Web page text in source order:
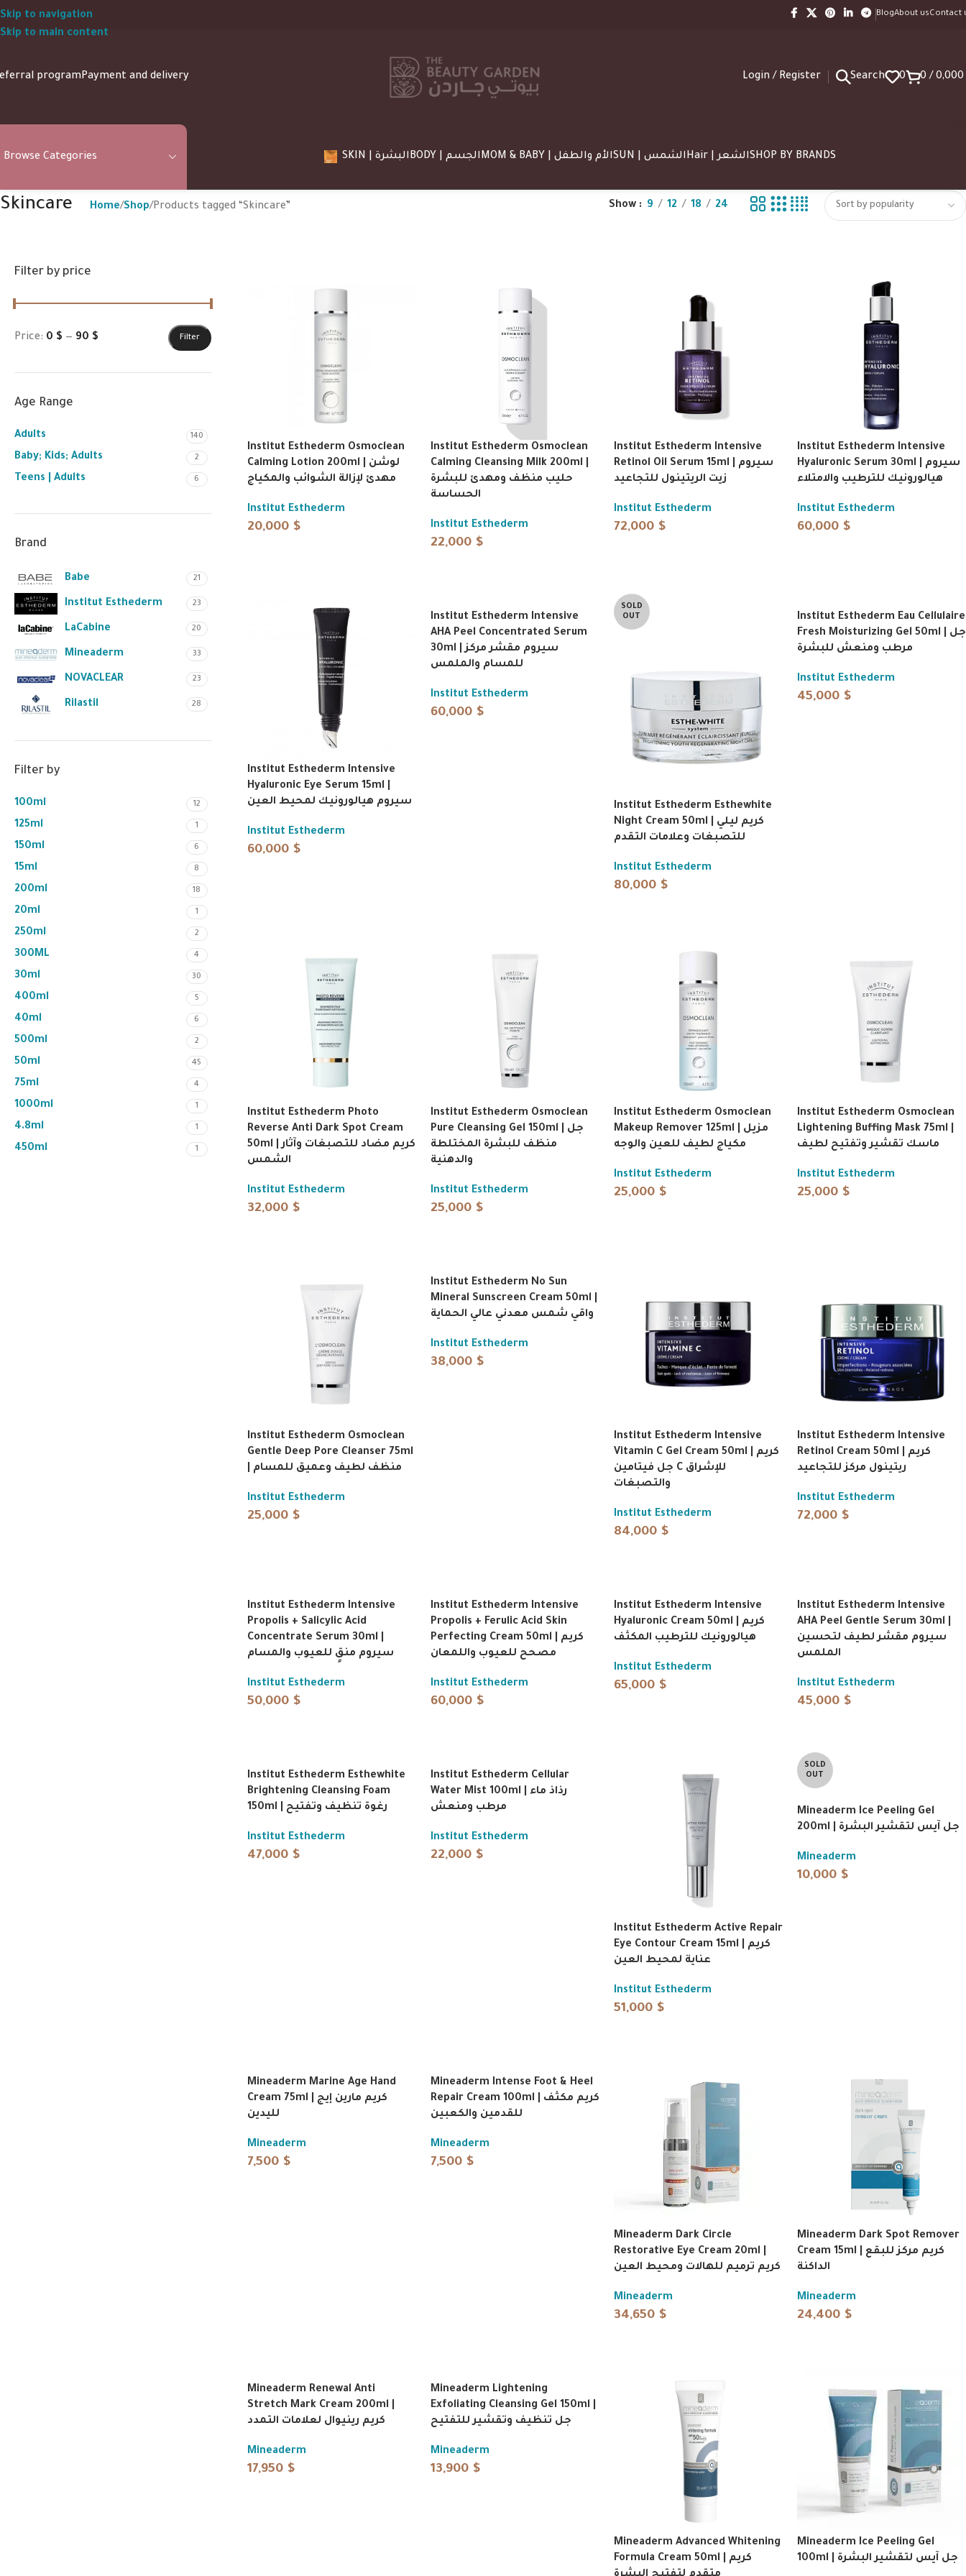
Skip to navigation
Skip to main content
BlogAbout usContact
programPayment and delivery Login / Register Search 0 0/ 0,000
Browse Categories SKIN | البشرة BODY | الجسم MOM & BABY | الأم والطفل SUN | الشمس Hair | الشعرSHOP BY BRANDS
Skincare Home Shop Products tagged “Skincare” Show 9 12 18 24
Filter by price
Filter
Price: 0 $ — 90 $
Age Range
Adults 140
Baby; Kids; Adults 2
Teens | Adults 6
Brand
Babe 21
Institut Esthederm 23
LaCabine 20
Mineaderm 33
NOVACLEAR 23
Rilastil 28
Filter by
100ml 12
125ml 1
150ml 6
15ml 8
200ml 18
20ml 1
250ml 2
300ML 4
30ml 30
400ml 5
40ml 6
500ml 2
50ml 45
75ml 4
1000ml 1
4.8ml 1
450ml 1
Institut Esthederm Osmoclean
Calming Lotion 200ml | لوشن
مهدئ لإزالة الشوائب والمكياج
Institut Esthederm
20,000 $
Institut Esthederm Osmoclean
Calming Cleansing Milk 200ml |
حليب منظف ومهدئ للبشرة
الحساسة
Institut Esthederm
22,000 $
Institut Esthederm Intensive
Retinol Oil Serum 15ml | سيروم
زيت الريتينول للتجاعيد
Institut Esthederm
72,000 $
Institut Esthederm Intensive
Hyaluronic Serum 30ml | سيروم
هيالورونيك للترطيب والامتلاء
Institut Esthederm
60,000 $
Institut Esthederm Intensive
Hyaluronic Eye Serum 15ml |
سيروم هيالورونيك لمحيط العين
Institut Esthederm
60,000 $
Institut Esthederm Intensive
AHA Peel Concentrated Serum
30ml | سيروم مقشر مركز
للمسام والملمس
Institut Esthederm
60,000 $
SOLD
OUT
Institut Esthederm Esthewhite
Night Cream 50ml | كريم ليلي
للتصبغات وعلامات التقدم
Institut Esthederm
80,000 $
Institut Esthederm Eau Cellulaire
Fresh Moisturizing Gel 50ml | جل
مرطب ومنعش للبشرة
Institut Esthederm
45,000 $
Institut Esthederm Photo
Reverse Anti Dark Spot Cream
50ml | كريم مضاد للتصبغات وآثار
الشمس
Institut Esthederm
32,000 $
Institut Esthederm Osmoclean
Pure Cleansing Gel 150ml | جل
منظف للبشرة المختلطة
والدهنية
Institut Esthederm
25,000 $
Institut Esthederm Osmoclean
Makeup Remover 125ml | مزيل
مكياج لطيف للعين والوجه
Institut Esthederm
25,000 $
Institut Esthederm Osmoclean
Lightening Buffing Mask 75ml |
ماسك تقشير وتفتيح لطيف
Institut Esthederm
25,000 $
Institut Esthederm Osmoclean
Gentle Deep Pore Cleanser 75ml
| منظف لطيف وعميق للمسام
Institut Esthederm
25,000 $
Institut Esthederm No Sun
Mineral Sunscreen Cream 50ml |
واقي شمس معدني عالي الحماية
Institut Esthederm
38,000 $
Institut Esthederm Intensive
Vitamin C Gel Cream 50ml | كريم
جل فيتامين C للإشراق
والتصبغات
Institut Esthederm
84,000 $
Institut Esthederm Intensive
Retinol Cream 50ml | كريم
ريتينول مركز للتجاعيد
Institut Esthederm
72,000 $
Institut Esthederm Intensive
Propolis + Salicylic Acid
Concentrate Serum 30ml |
سيروم منقٍ للعيوب والمسام
Institut Esthederm
50,000 $
Institut Esthederm Intensive
Propolis + Ferulic Acid Skin
Perfecting Cream 50ml | كريم
مصحح للعيوب واللمعان
Institut Esthederm
60,000 $
Institut Esthederm Intensive
Hyaluronic Cream 50ml | كريم
هيالورونيك للترطيب المكثف
Institut Esthederm
65,000 $
Institut Esthederm Intensive
AHA Peel Gentle Serum 30ml |
سيروم مقشر لطيف لتحسين
الملمس
Institut Esthederm
45,000 $
Institut Esthederm Esthewhite
Brightening Cleansing Foam
150ml | رغوة تنظيف وتفتيح
Institut Esthederm
47,000 $
Institut Esthederm Cellular
Water Mist 100ml | رذاذ ماء
مرطب ومنعش
Institut Esthederm
22,000 $
Institut Esthederm Active Repair
Eye Contour Cream 15ml | كريم
عناية لمحيط العين
Institut Esthederm
51,000 $
SOLD
OUT
Mineaderm Ice Peeling Gel
200ml | جل آيس لتقشير البشرة
Mineaderm
10,000 $
Mineaderm Marine Age Hand
Cream 75ml | كريم مارين إيج
لليدين
Mineaderm
7,500 $
Mineaderm Intense Foot & Heel
Repair Cream 100ml | كريم مكثف
للقدمين والكعبين
Mineaderm
7,500 $
Mineaderm Dark Circle
Restorative Eye Cream 20ml |
كريم ترميم للهالات ومحيط العين
Mineaderm
34,650 $
Mineaderm Dark Spot Remover
Cream 15ml | كريم مركز للبقع
الداكنة
Mineaderm
24,400 $
Mineaderm Renewal Anti
Stretch Mark Cream 200ml |
كريم رينيوال لعلامات التمدد
Mineaderm
17,950 $
Mineaderm Lightening
Exfoliating Cleansing Gel 150ml |
جل تنظيف وتقشير للتفتيح
Mineaderm
13,900 $
Mineaderm Advanced Whitening
Formula Cream 50ml | كريم
Mineaderm Ice Peeling Gel
100ml | جل آيس لتقشير البشرة